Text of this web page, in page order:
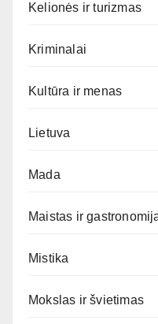
Kelionės ir turizmas
Kriminalai
Kultūra ir menas
Lietuva
Mada
Maistas ir
Mistika
Mokslas ir švietimas